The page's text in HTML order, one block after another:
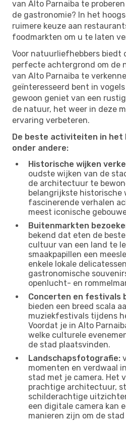
van Alto Parnaiba te
de gastronomie? In het
ruimere keuze aan
foodmarkten om u te laten
Voor natuurliefhebbers biedt
perfecte achtergrond om de
van Alto Parnaiba te
geïnteresseerd bent in
gewoon geniet van een
de natuur, het weer in deze
ervaring verbeteren.
De beste activiteiten in het
onder andere:
Historische wijken
oudste wijken van de
de architectuur te
belangrijkste historische
fascinerende verhalen
meest iconische
Buitenmarkten
bekend dat eten de
cultuur van een land te
smaakpapillen een
enkele lokale
gastronomische
openlucht- en
Concerten en festivals
bieden een breed scala
muziekfestivals tijdens
Voordat je in Alto
welke culturele
de stad plaatsvinden.
Landschapsfotografie:
momenten en verdwaal
stad met je camera. Het
prachtige architectuur,
schilderachtige
een digitale camera kan
manieren zijn om de